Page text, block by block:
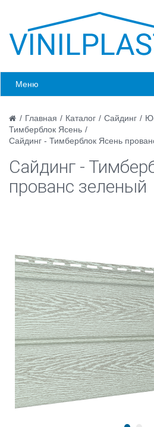
Меню
/ Главная / Каталог / Сайдинг /
Тимберблок Ясень /
Сайдинг - Тимберблок Ясень
Сайдинг -
прованс зеленый